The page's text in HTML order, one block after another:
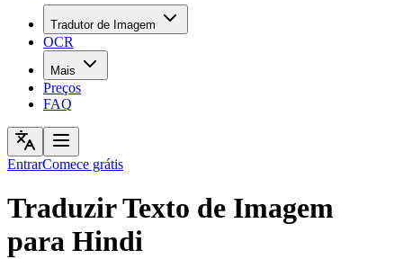
Tradutor de Imagem
OCR
Mais
Preços
FAQ
EntrarComece grátis
Traduzir Texto de Imagem
para Hindi